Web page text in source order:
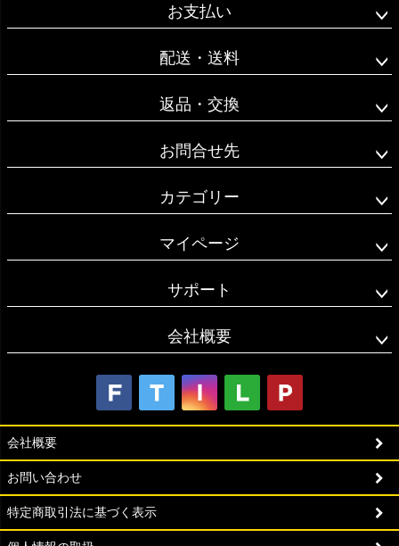
ップ
お支払い
配送・送料
返品・交換
お問合せ先
カテゴリー
マイページ
サポート
会社概要
会社概要
お問い合わせ
特定商取引法に基づく表示